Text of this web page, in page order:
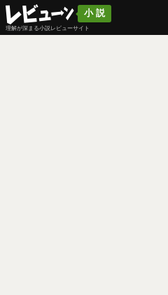
小説
理解が深まる小説レビューサイト